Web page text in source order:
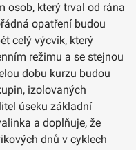
osob, který trval od rána
opatření budou
celý výcvik, který
režimu a se stejnou
dobu kurzu budou
izolovaných
úseku základní
a doplňuje, že
dnů v cyklech